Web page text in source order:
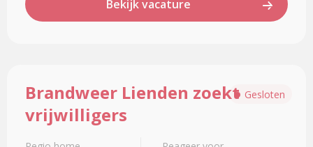
Bekijk vacature
Brandweer Lienden zoekt
vrijwilligers
Gesloten
meer
Brandweer
Lienden